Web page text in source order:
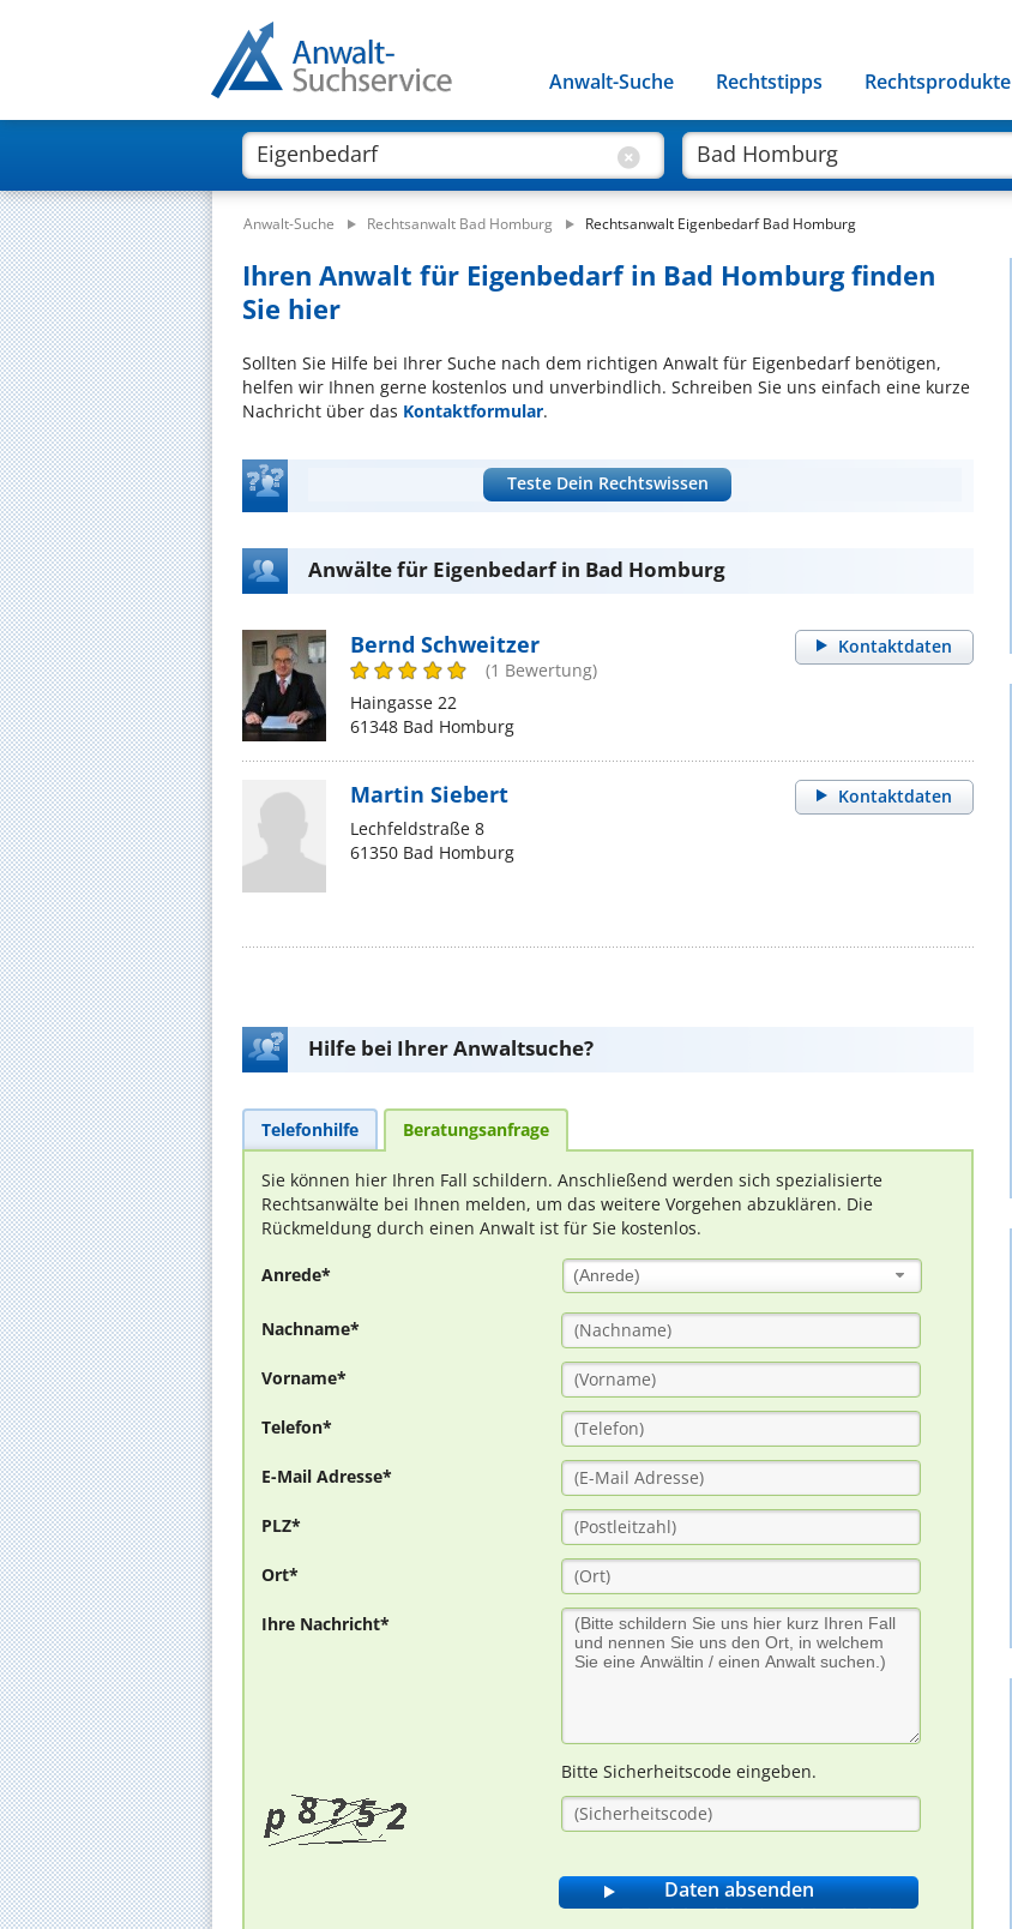
Anwalt-Suche Rechtstipps Rechtsprodukte
Anwalt-Suche Rechtsanwalt Bad Homburg Rechtsanwalt Eigenbedarf Bad Homburg
Ihren Anwalt für Eigenbedarf in Bad Homburg finden
Sie hier
Sollten Sie Hilfe bei Ihrer Suche nach dem richtigen Anwalt für Eigenbedarf benötigen,
helfen wir Ihnen gerne kostenlos und unverbindlich. Schreiben Sie uns einfach eine kurze
Nachricht über das Kontaktformular.
Teste Dein Rechtswissen
Anwälte für Eigenbedarf in Bad Homburg
Kontaktdaten
Bernd Schweitzer
(1 Bewertung)
Haingasse 22
61348 Bad Homburg
Kontaktdaten
Martin Siebert
Lechfeldstraße 8
61350 Bad Homburg
Hilfe bei Ihrer Anwaltsuche?
Telefonhilfe Beratungsanfrage
Sie können hier Ihren Fall schildern. Anschließend werden sich spezialisierte
Rechtsanwälte bei Ihnen melden, um das weitere Vorgehen abzuklären. Die
Rückmeldung durch einen Anwalt ist für Sie kostenlos.
Anrede* (Anrede)
Nachname*
Vorname*
Telefon*
E-Mail Adresse*
PLZ*
Ort*
Ihre Nachricht*
Bitte Sicherheitscode eingeben.